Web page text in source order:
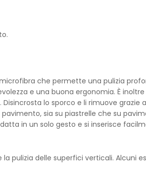
che permette una pulizia
e una buona ergonomia. È
lo sporco e li rimuove grazie
sia su piastrelle che su
in un solo gesto e si inserisce
la pulizia delle superfici verticali. Alcuni